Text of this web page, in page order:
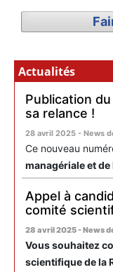
Actualités
Publication
sa relance !
28 avril 2025 - News
Ce nouveau
managériale et de
Appel à
comité
28 avril 2025 - News
Vous souhaitez
scientifique de la